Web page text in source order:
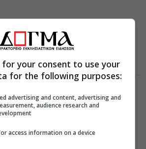
του Κυρίου στο Ρ/
your consent to use your
for the following purposes:
advertising and content, advertising and
audience research and
access information on a device